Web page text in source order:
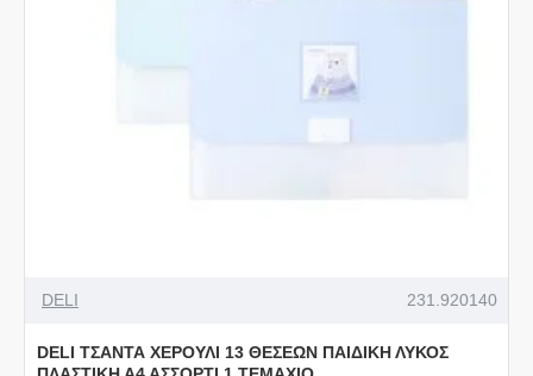
DELI 231.920140
DELI ΤΣΑΝΤΑ ΧΕΡΟΥΛΙ 13 ΘΕΣΕΩΝ ΠΑΙΔΙΚΗ ΛΥΚΟΣ